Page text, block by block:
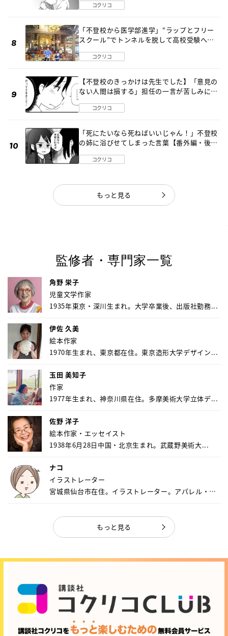
コクリコ
「不登校から医学部進学」“ラップとフリー
スクール”でトンネルを脱して高校受験へ
コクリコ
【不登校のきっかけは先生でした】「意見の
ない人間は損する」担任の一言が苦しみに…
コクリコ
「死にたいなら死ねばいいじゃん！」不登校
の姉に浴びせてしまった言葉【番外編・後
コクリコ
もっと見る
監修者・専門家一覧
角野 栄子
児童文学作家
1935年東京・深川生まれ。大学卒業後、出版社勤務...
伊佐 久美
絵本作家
1970年生まれ、東京都在住。東京造形大学デザイン...
玉田 美知子
作家
1977年生まれ、神奈川県在住。多摩美術大学立体デ...
佐野 洋子
絵本作家・エッセイスト
1938年6月28日中国・北京生まれ。武蔵野美術大...
ナコ
イラストレーター
宮城県仙台市在住。イラストレーター。アパレル・キ
もっと見る